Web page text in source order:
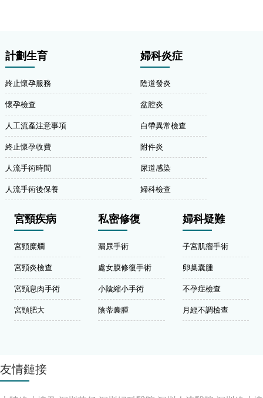
計劃生育
終止懷孕服務
懷孕檢查
人工流產注意事項
終止懷孕收費
人流手術時間
人流手術後保養
婦科炎症
陰道發炎
盆腔炎
白帶異常檢查
附件炎
尿道感染
婦科檢查
宮頸疾病
宮頸糜爛
宮頸炎檢查
宮頸息肉手術
宮頸肥大
私密修復
漏尿手術
處女膜修復手術
小陰縮小手術
陰蒂囊腫
婦科疑難
子宮肌瘤手術
卵巢囊腫
不孕症檢查
月經不調檢查
友情鏈接